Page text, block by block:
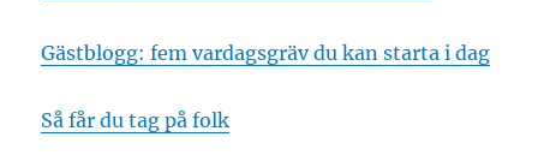
Gästblogg: fem vardagsgräv du kan starta i dag
Så får du tag på folk